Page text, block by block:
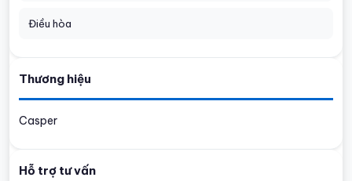
Điều hòa
Thương hiệu
Casper
Hỗ trợ tư vấn